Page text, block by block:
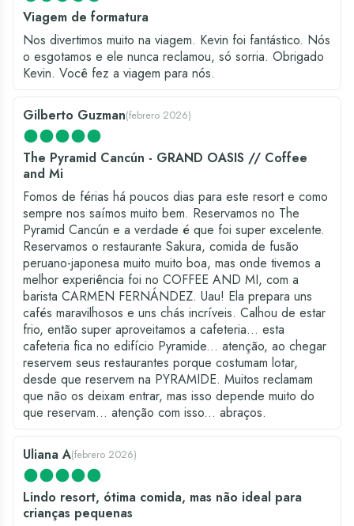
Viagem de formatura
Nos divertimos muito na viagem. Kevin foi fantástico. Nós
o esgotamos e ele nunca reclamou, só sorria. Obrigado
Kevin. Você fez a viagem para nós.
Gilberto Guzman(febrero 2026)
The Pyramid Cancún - GRAND OASIS // Coffee
and Mi
Fomos de férias há poucos dias para este resort e como
sempre nos saímos muito bem. Reservamos no The
Pyramid Cancún e a verdade é que foi super excelente.
Reservamos o restaurante Sakura, comida de fusão
peruano-japonesa muito muito boa, mas onde tivemos a
melhor experiência foi no COFFEE AND MI, com a
barista CARMEN FERNÁNDEZ. Uau! Ela prepara uns
cafés maravilhosos e uns chás incríveis. Calhou de estar
frio, então super aproveitamos a cafeteria... esta
cafeteria fica no edifício Pyramide... atenção, ao chegar
reservem seus restaurantes porque costumam lotar,
desde que reservem na PYRAMIDE. Muitos reclamam
que não os deixam entrar, mas isso depende muito do
que reservam... atenção com isso... abraços.
Uliana A(febrero 2026)
Lindo resort, ótima comida, mas não ideal para
crianças pequenas